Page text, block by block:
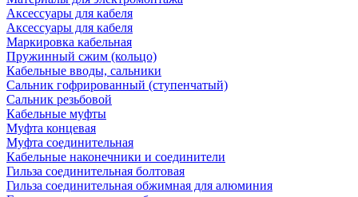
Аксессуары для кабеля
Аксессуары для кабеля
Маркировка кабельная
Пружинный сжим (кольцо)
Кабельные вводы, сальники
Сальник гофрированный (ступенчатый)
Сальник резьбовой
Кабельные муфты
Муфта концевая
Муфта соединительная
Кабельные наконечники и соединители
Гильза соединительная болтовая
Гильза соединительная обжимная для алюминия